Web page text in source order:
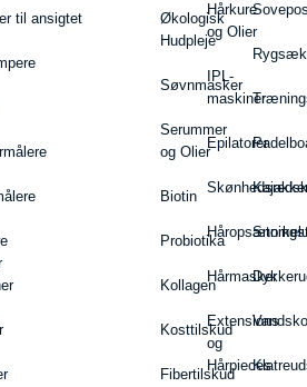
til ansigtet
Økologisk
Hudpleje
Søvnmasker
Serummer
og Olier
Biotin
Probiotika
Kollagen
Kosttilskud
Fibertilskud
Hårkure
og Olier
IPL-
maskiner
Epilatorer
Hårmasker
Extensions
og
Hårpieces
Vandsko